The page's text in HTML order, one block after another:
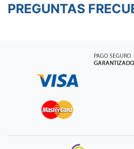
PREGUNTAS